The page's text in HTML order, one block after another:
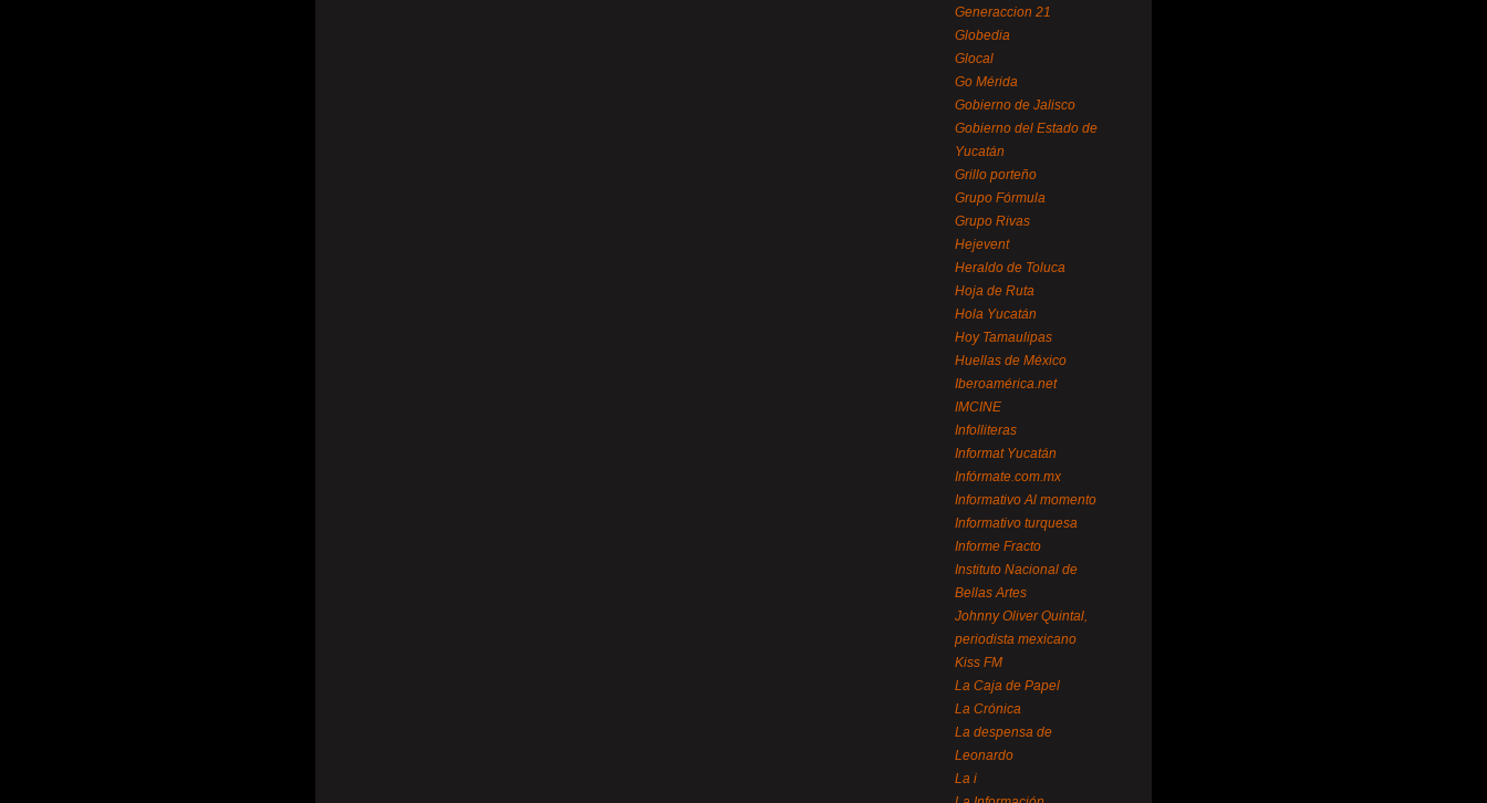
Generaccion 21
Globedia
Glocal
Go Mérida
Gobierno de Jalisco
Gobierno del Estado de
Yucatán
Grillo porteño
Grupo Fórmula
Grupo Rivas
Hejevent
Heraldo de Toluca
Hoja de Ruta
Hola Yucatán
Hoy Tamaulipas
Huellas de México
Iberoamérica.net
IMCINE
Infolliteras
Informat Yucatán
Infórmate.com.mx
Informativo Al momento
Informativo turquesa
Informe Fracto
Instituto Nacional de
Bellas Artes
Johnny Oliver Quintal,
periodista mexicano
Kiss FM
La Caja de Papel
La Crónica
La despensa de
Leonardo
La i